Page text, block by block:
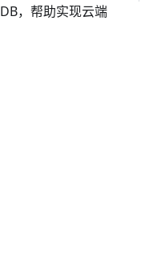
，帮助实现云端